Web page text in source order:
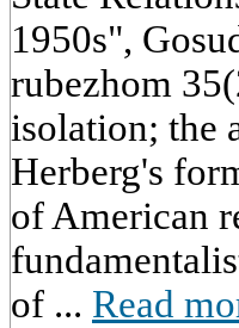
1950s",
rubezhom
isolation; the
Herberg's
of American
of ... Read